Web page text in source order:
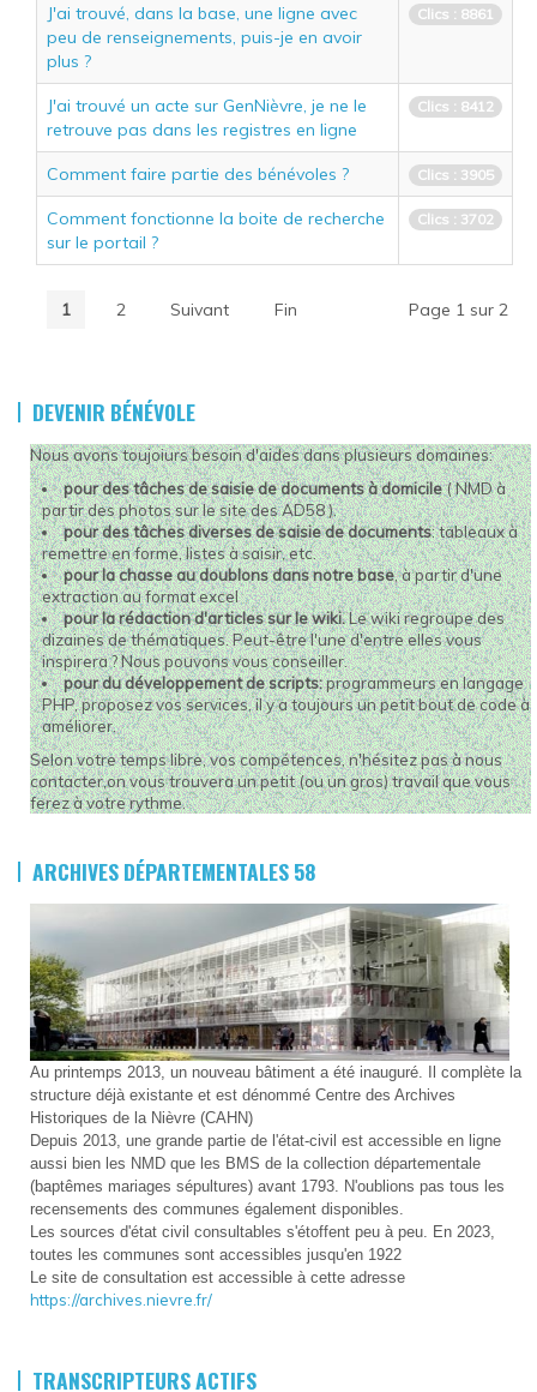
J'ai trouvé, dans la base, une ligne avec
peu de renseignements, puis-je en avoir
plus ?
Clics : 8861
J'ai trouvé un acte sur GenNièvre, je ne le
retrouve pas dans les registres en ligne
Clics : 8412
Comment faire partie des bénévoles ? Clics : 3905
Comment fonctionne la boite de recherche
sur le portail ?
Clics : 3702
Page 1 sur 2
1 2 Suivant Fin
DEVENIR BÉNÉVOLE
Nous avons toujoiurs besoin d'aides dans plusieurs domaines:
pour des tâches de saisie de documents à domicile( NMD à
partir des photos sur le site des AD58 ).
pour des tâches diverses de saisie de documents: tableaux à
remettre en forme, listes à saisir, etc.
pour la chasse au doublons dans notre base, à partir d'une
extraction au format excel
pour la rédaction d'articles sur le wiki.Le wiki regroupe des
dizaines de thématiques. Peut-être l'une d'entre elles vous
inspirera ? Nous pouvons vous conseiller.
pour du développement de scripts:programmeurs en langage
PHP,proposez vos services, il y a toujours un petit bout de code à
améliorer.
Selon votre temps libre, vos compétences, n'hésitez pas à nous
contacter,on vous trouvera un petit (ou un gros) travail que vous
ferez à votre rythme.
ARCHIVES DÉPARTEMENTALES 58
Au printemps 2013, un nouveau bâtiment a été inauguré. Il complète la
structure déjà existante et est dénommé Centre des Archives
Historiques de la Nièvre (CAHN)
Depuis 2013, une grande partie de l'état-civil est accessible en ligne
aussi bien les NMD que les BMS de la collection départementale
(baptêmes mariages sépultures) avant 1793. N'oublions pas tous les
recensements des communes également disponibles.
Les sources d'état civil consultables s'étoffent peu à peu. En 2023,
toutes les communes sont accessibles jusqu'en 1922
Le site de consultation est accessible à cette adresse
https://archives.nievre.fr/
TRANSCRIPTEURS ACTIFS